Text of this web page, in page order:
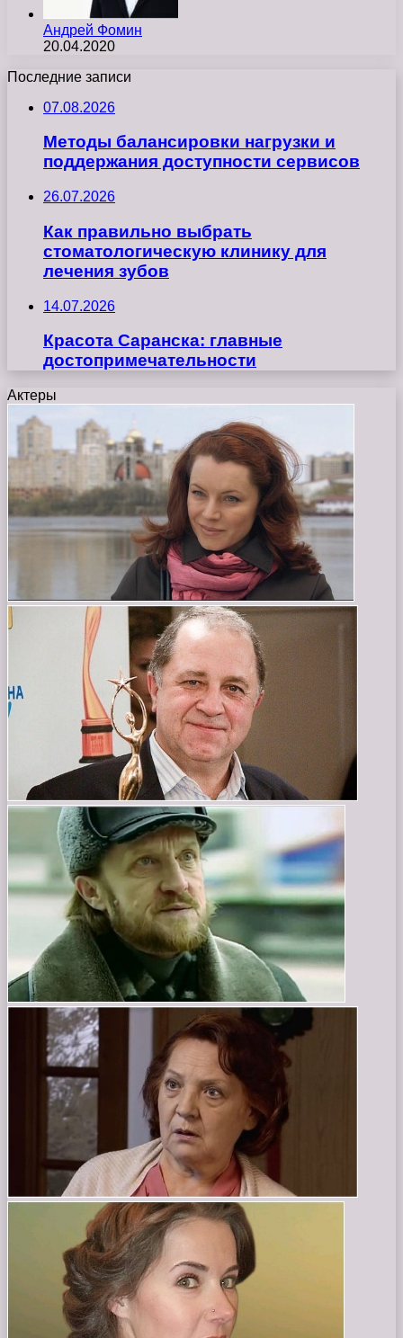
Андрей Фомин
20.04.2020
Последние записи
07.08.2026
Методы балансировки нагрузки и
поддержания доступности сервисов
26.07.2026
Как правильно выбрать
стоматологическую клинику для
лечения зубов
14.07.2026
Красота Саранска: главные
достопримечательности
Актеры